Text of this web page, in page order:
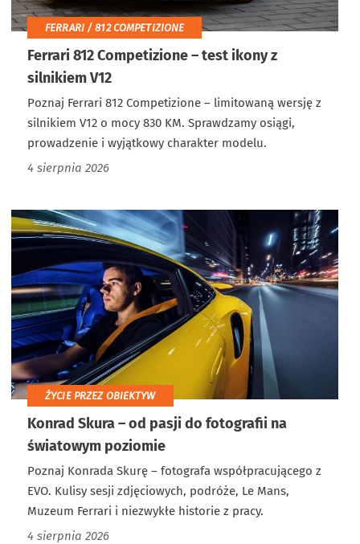
FERRARI / 812 COMPETIZIONE
Ferrari 812 Competizione – test ikony z
silnikiem V12
Poznaj Ferrari 812 Competizione – limitowaną wersję z
silnikiem V12 o mocy 830 KM. Sprawdzamy osiągi,
prowadzenie i wyjątkowy charakter modelu.
4 sierpnia 2026
ŻYCIE PRZEZ OBIEKTYW
Konrad Skura – od pasji do fotografii na
światowym poziomie
Poznaj Konrada Skurę – fotografa współpracującego z
EVO. Kulisy sesji zdjęciowych, podróże, Le Mans,
Muzeum Ferrari i niezwykłe historie z pracy.
4 sierpnia 2026